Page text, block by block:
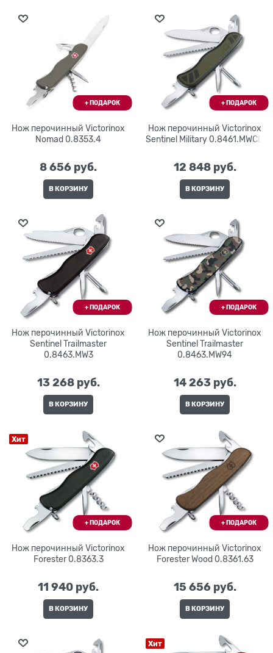
Нож перочинный Victorinox
Nomad 0.8353.4
8 656 руб.
В КОРЗИНУ
Нож перочинный Victorinox
Sentinel Military 0.8461.MWCH
12 848 руб.
В КОРЗИНУ
Нож перочинный Victorinox
Sentinel Trailmaster
0.8463.MW3
13 268 руб.
В КОРЗИНУ
Нож перочинный Victorinox
Sentinel Trailmaster
0.8463.MW94
14 263 руб.
В КОРЗИНУ
Хит
Нож перочинный Victorinox
Forester 0.8363.3
11 940 руб.
В КОРЗИНУ
Нож перочинный Victorinox
Forester Wood 0.8361.63
15 656 руб.
В КОРЗИНУ
Хит